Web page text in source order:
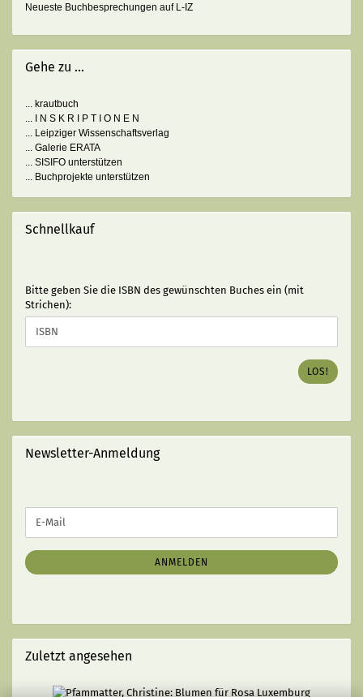
Neueste Buchbesprechungen auf L-IZ
Gehe zu ...
... krautbuch
... I N S K R I P T I O N E N
... Leipziger Wissenschaftsverlag
... Galerie ERATA
... SISIFO unterstützen
... Buchprojekte unterstützen
Schnellkauf
BITTE
GEBEN
SIE
DIE
ISBN
(MIT
STRICHEN):
Bitte geben Sie die ISBN des gewünschten Buches ein (mit
Strichen):
LOS!
Newsletter-Anmeldung
ZUR
NEWSLETTER-
ANMELDUNG
E-
Mail
ANMELDEN
Zuletzt angesehen